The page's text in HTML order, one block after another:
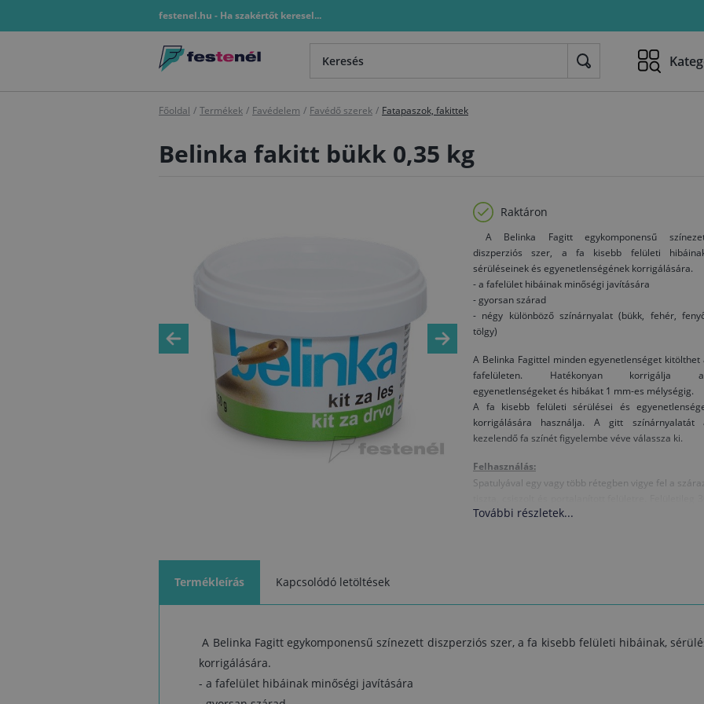
festenel.hu - Ha szakértőt keresel...
Főoldal / Termékek / Favédelem / Favédő szerek / Fatapaszok, fakittek
Belinka fakitt bükk 0,35 kg
Raktáron
A Belinka Fagitt egykomponensű
diszperziós szer, a fa kisebb felületi
sérüléseinek és egyenetlenségének korrigálására.
- a fafelület hibáinak minőségi javítására
- gyorsan szárad
- négy különböző színárnyalat (bükk, fehér,
tölgy)
A Belinka Fagittel minden egyenetlenséget kitölthet
fafelületen. Hatékonyan korrigálja
egyenetlenségeket és hibákat 1 mm-es mélységig.
A fa kisebb felületi sérülései és
korrigálására használja. A gitt színárnyalatát
kezelendő fa színét figyelembe véve válassza ki.
Felhasználás:
Spatulyával egy vagy több rétegben vigye fel a
perc elteltével száraz, 4 óra elteltével pedig a
adalékanyagok
hibák nagyságától és a gittelés szükséges
További részletek...
Termékleírás Kapcsolódó letöltések
A Belinka Fagitt egykomponensű színezett diszperziós szer, a fa kisebb felületi hibáinak,
korrigálására.
- a fafelület hibáinak minőségi javítására